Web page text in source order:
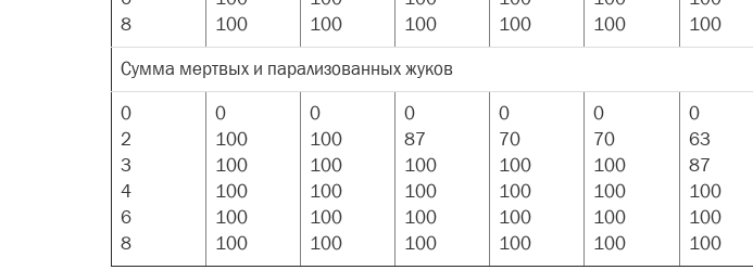
8
100
100
100
100
100
100
Сумма мертвых и парализованных жуков
0
2
3
4
6
8
0
100
100
100
100
100
0
100
100
100
100
100
0
87
100
100
100
100
0
70
100
100
100
100
0
70
100
100
100
100
0
63
87
100
100
100